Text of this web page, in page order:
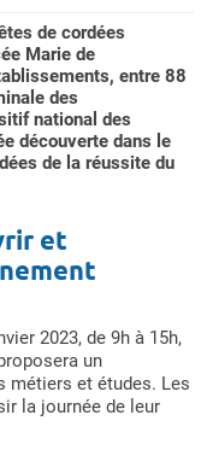
de cordées
Marie de
entre 88
des
national des
découverte dans le
de la réussite du
et
2023, de 9h à 15h,
un
métiers et études. Les
la journée de leur